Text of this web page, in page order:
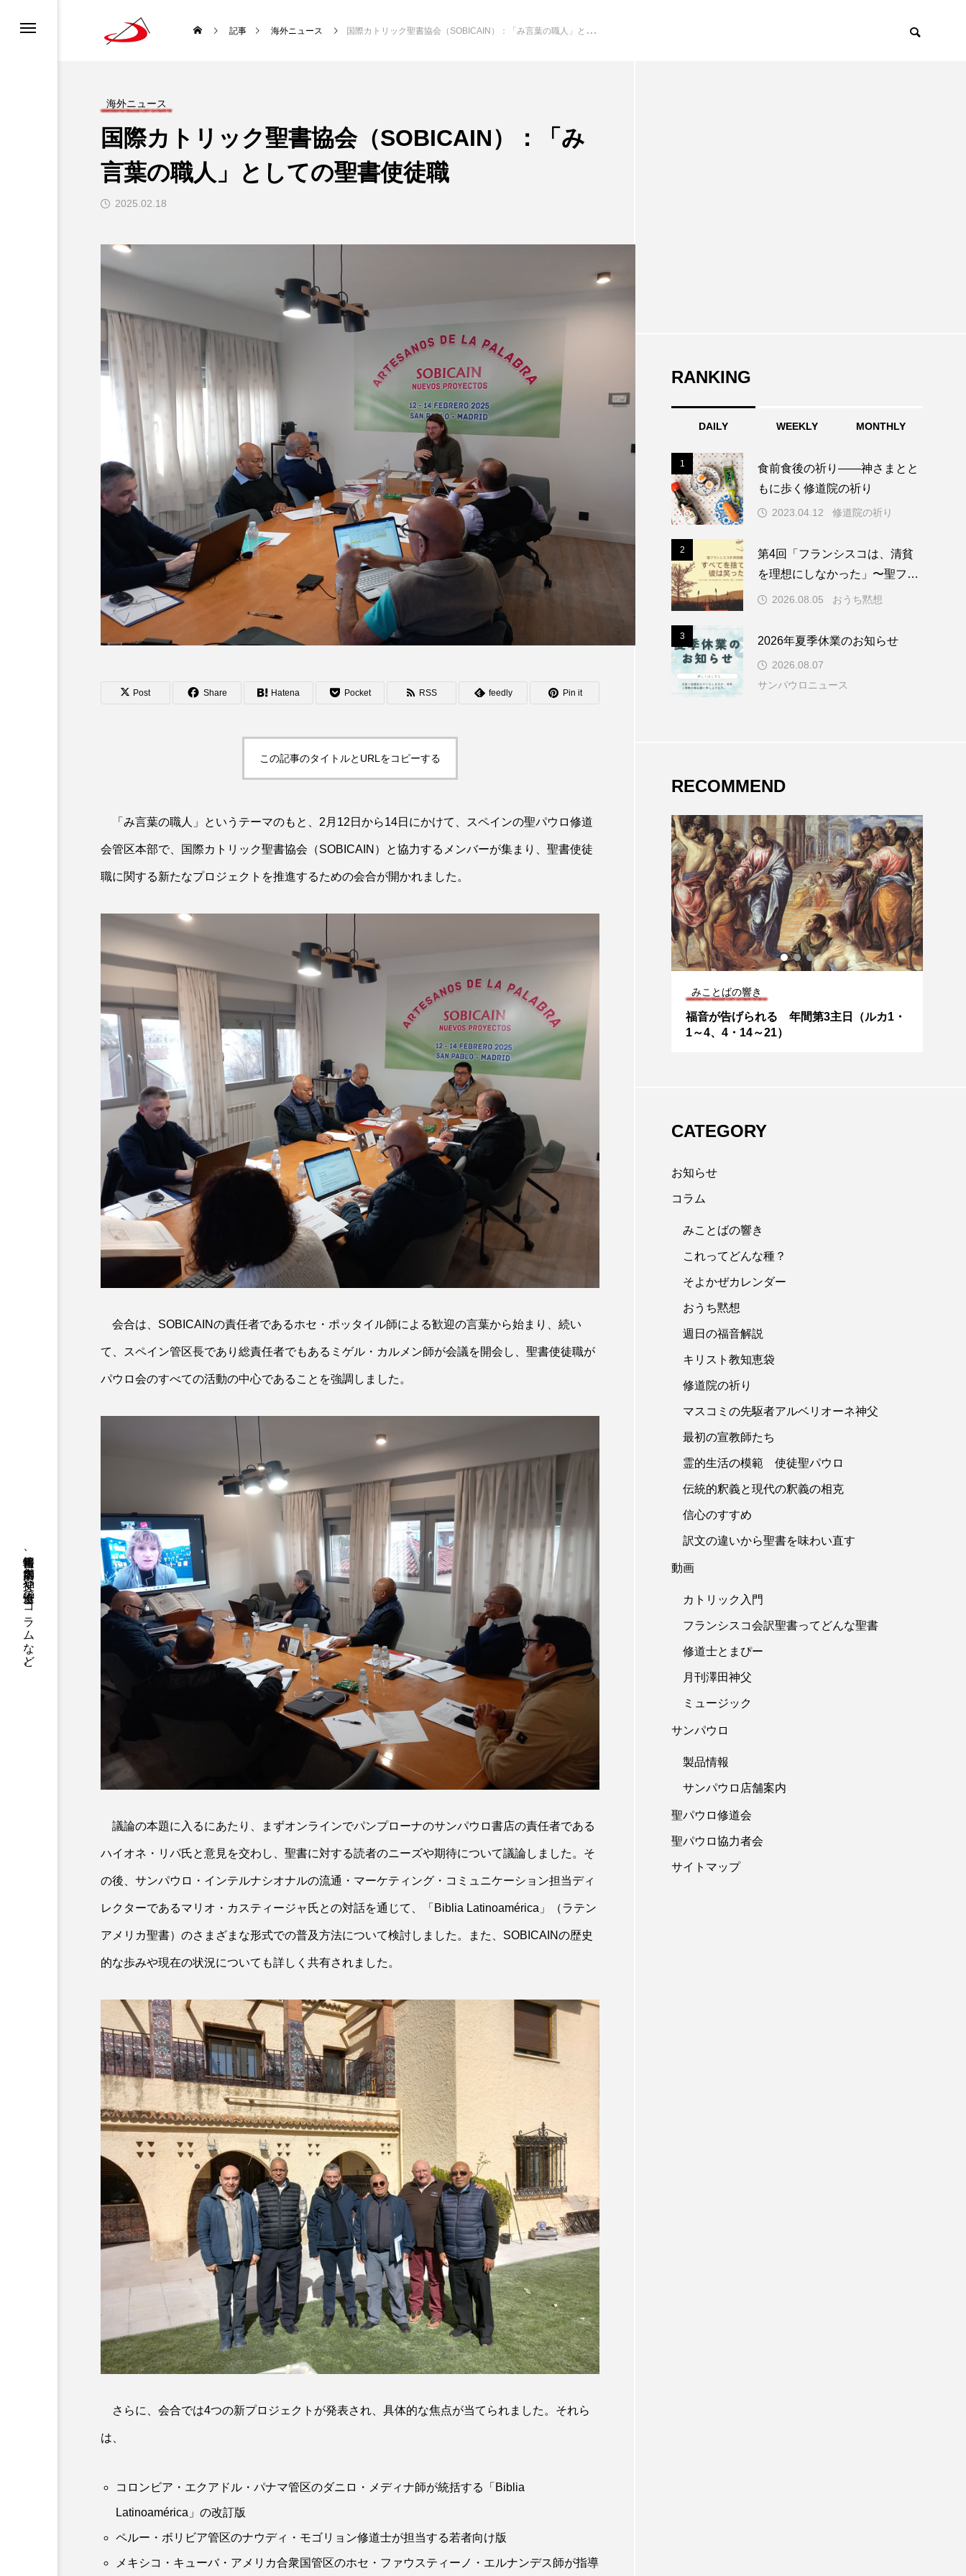
書籍情報、店舗案内、神父や修道士のコラムなど。
記事 海外ニュース 国際カトリック聖書協会（SOBICAIN）：「み言葉の職人」としての聖書使徒職
海外ニュース
国際カトリック聖書協会（SOBICAIN）：「み
言葉の職人」としての聖書使徒職
2025.02.18
Post Share Hatena Pocket RSS feedly Pin it
この記事のタイトルとURLをコピーする
「み言葉の職人」というテーマのもと、2月12日から14日にかけて、スペインの聖パウロ修道
会管区本部で、国際カトリック聖書協会（SOBICAIN）と協力するメンバーが集まり、聖書使徒
職に関する新たなプロジェクトを推進するための会合が開かれました。
会合は、SOBICAINの責任者であるホセ・ポッタイル師による歓迎の言葉から始まり、続い
て、スペイン管区長であり総責任者でもあるミゲル・カルメン師が会議を開会し、聖書使徒職が
パウロ会のすべての活動の中心であることを強調しました。
議論の本題に入るにあたり、まずオンラインでパンプローナのサンパウロ書店の責任者である
ハイオネ・リパ氏と意見を交わし、聖書に対する読者のニーズや期待について議論しました。そ
の後、サンパウロ・インテルナシオナルの流通・マーケティング・コミュニケーション担当ディ
レクターであるマリオ・カスティージャ氏との対話を通じて、「Biblia Latinoamérica」（ラテン
アメリカ聖書）のさまざまな形式での普及方法について検討しました。また、SOBICAINの歴史
的な歩みや現在の状況についても詳しく共有されました。
さらに、会合では4つの新プロジェクトが発表され、具体的な焦点が当てられました。それら
は、
コロンビア・エクアドル・パナマ管区のダニロ・メディナ師が統括する「Biblia
Latinoamérica」の改訂版
ペルー・ボリビア管区のナウディ・モゴリョン修道士が担当する若者向け版
メキシコ・キューバ・アメリカ合衆国管区のホセ・ファウスティーノ・エルナンデス師が指導
RANKING
DAILY WEEKLY MONTHLY
1
食前食後の祈り――神さまとと
もに歩く修道院の祈り
2023.04.12 修道院の祈り
2
第4回「フランシスコは、清貧
を理想にしなかった」〜聖フラ
ンシスコ年黙想講話〜
2026.08.05 おうち黙想
3 2026年夏季休業のお知らせ
2026.08.07
サンパウロニュース
RECOMMEND
サンパウロニュース
サンパウロの新しい総合目録ができました
みことばの響き
福音が告げられる 年間第3主日（ルカ1・
1～4、4・14～21）
みことばの響き
ボランティアの精神 年間第11主日（マタ
イ9・36～10・8）
CATEGORY
お知らせ
コラム
みことばの響き
これってどんな種？
そよかぜカレンダー
おうち黙想
週日の福音解説
キリスト教知恵袋
修道院の祈り
マスコミの先駆者アルベリオーネ神父
最初の宣教師たち
霊的生活の模範 使徒聖パウロ
伝統的釈義と現代の釈義の相克
信心のすすめ
訳文の違いから聖書を味わい直す
動画
カトリック入門
フランシスコ会訳聖書ってどんな聖書
修道士とまぴー
月刊澤田神父
ミュージック
サンパウロ
製品情報
サンパウロ店舗案内
聖パウロ修道会
聖パウロ協力者会
サイトマップ